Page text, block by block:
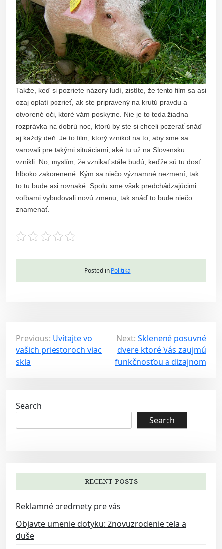
Takže, keď si pozriete názory ľudí, zistíte, že tento film sa asi
ozaj oplatí pozrieť, ak ste pripravený na krutú pravdu a
otvorené oči, ktoré vám poskytne. Nie je to teda žiadna
rozprávka na dobrú noc, ktorú by ste si chceli pozerať snáď
aj každý deň. Je to film, ktorý vznikol na to, aby sme sa
varovali pre takými situáciami, aké tu už na Slovensku
vznikli. No, myslím, že vznikať stále budú, keďže sú tu dosť
hlboko zakorenené. Kým sa niečo významné nezmení, tak
to tu bude asi rovnaké. Spolu sme však predchádzajúcimi
voľbami vybudovali novú zmenu, tak snáď to bude niečo
znamenať.
Posted in Politika
P
o
s
n
a
v
a
t
i
o
n
Previous: Uvítajte vo
vašich priestoroch viac
skla
Next: Sklenené posuvné
dvere ktoré Vás zaujmú
funkčnosťou a dizajnom
Search
Search
RECENT POSTS
Reklamné predmety pre vás
Objavte umenie dotyku: Znovuzrodenie tela a
duše